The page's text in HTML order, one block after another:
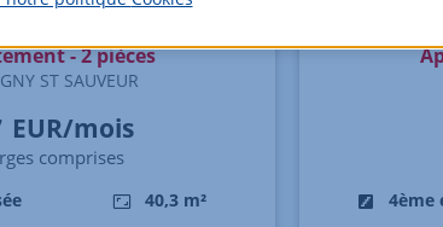
- 2 pièces
ST SAUVEUR
EUR/mois
comprises
40,3 m²
4ème